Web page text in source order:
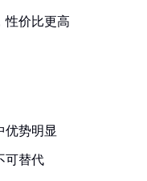
性价比更高
优势明显
可替代